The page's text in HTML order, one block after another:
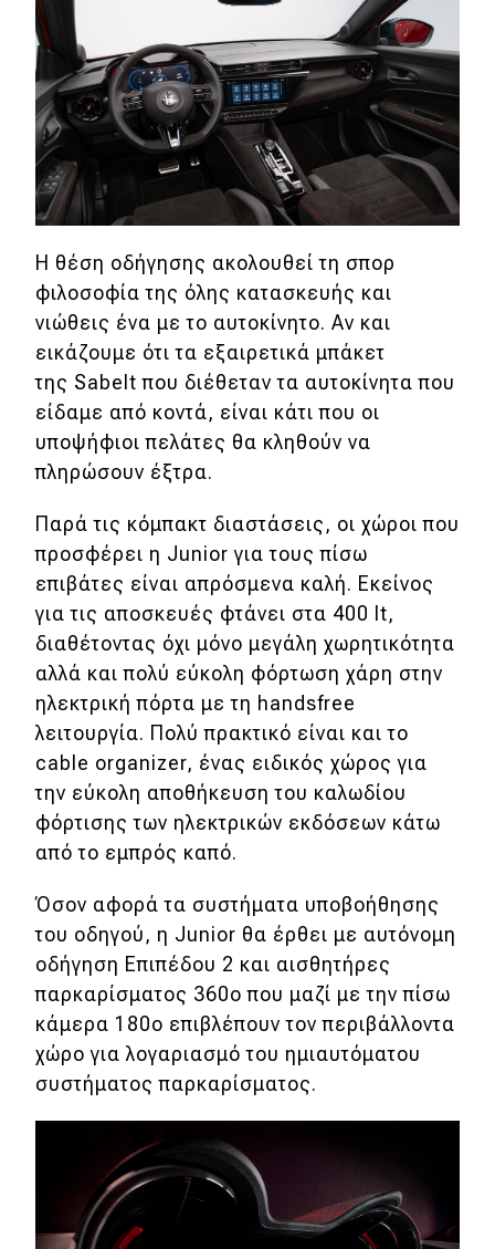
Η θέση οδήγησης ακολουθεί τη σπορ
φιλοσοφία της όλης κατασκευής και
νιώθεις ένα με το αυτοκίνητο. Αν και
εικάζουμε ότι τα εξαιρετικά μπάκετ
της Sabelt που διέθεταν τα αυτοκίνητα που
είδαμε από κοντά, είναι κάτι που οι
υποψήφιοι πελάτες θα κληθούν να
πληρώσουν έξτρα.
Παρά τις κόμπακτ διαστάσεις, οι χώροι που
προσφέρει η Junior για τους πίσω
επιβάτες είναι απρόσμενα καλή. Εκείνος
για τις αποσκευές φτάνει στα 400 lt,
διαθέτοντας όχι μόνο μεγάλη χωρητικότητα
αλλά και πολύ εύκολη φόρτωση χάρη στην
ηλεκτρική πόρτα με τη handsfree
λειτουργία. Πολύ πρακτικό είναι και το
cable organizer, ένας ειδικός χώρος για
την εύκολη αποθήκευση του καλωδίου
φόρτισης των ηλεκτρικών εκδόσεων κάτω
από το εμπρός καπό.
Όσον αφορά τα συστήματα υποβοήθησης
του οδηγού, η Junior θα έρθει με αυτόνομη
οδήγηση Επιπέδου 2 και αισθητήρες
παρκαρίσματος 360ο που μαζί με την πίσω
κάμερα 180ο επιβλέπουν τον περιβάλλοντα
χώρο για λογαριασμό του ημιαυτόματου
συστήματος παρκαρίσματος.